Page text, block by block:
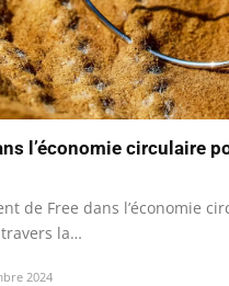
l’économie circulaire
de Free dans l’économie
travers la…
2024